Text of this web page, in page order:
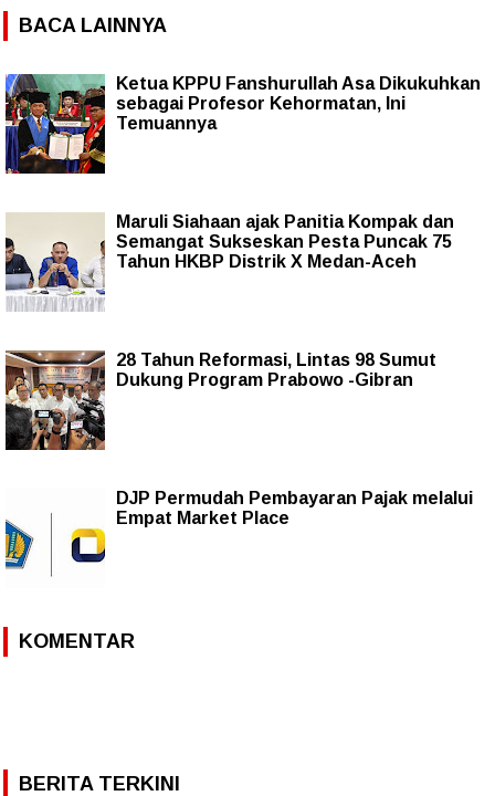
BACA LAINNYA
Ketua KPPU Fanshurullah Asa Dikukuhkan
sebagai Profesor Kehormatan, Ini
Temuannya
Maruli Siahaan ajak Panitia Kompak dan
Semangat Sukseskan Pesta Puncak 75
Tahun HKBP Distrik X Medan-Aceh
28 Tahun Reformasi, Lintas 98 Sumut
Dukung Program Prabowo -Gibran
DJP Permudah Pembayaran Pajak melalui
Empat Market Place
KOMENTAR
BERITA TERKINI